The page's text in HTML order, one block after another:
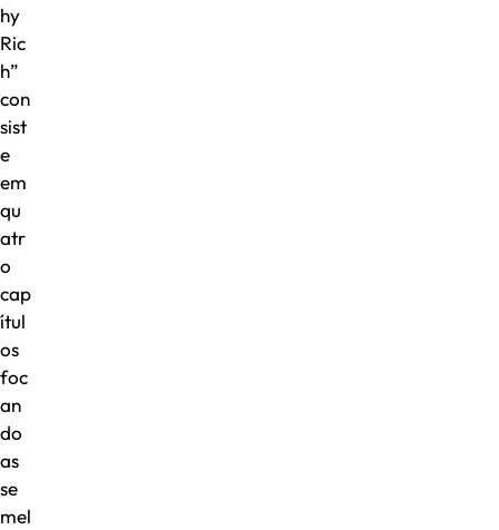
hy
Ric
h”
con
sist
e
em
qu
atr
o
cap
ítul
os
foc
an
do
as
se
mel